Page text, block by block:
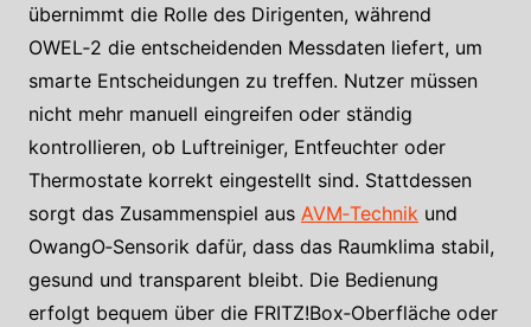
übernimmt die Rolle des Dirigenten, während
OWEL‑2 die entscheidenden Messdaten liefert, um
smarte Entscheidungen zu treffen. Nutzer müssen
nicht mehr manuell eingreifen oder ständig
kontrollieren, ob Luftreiniger, Entfeuchter oder
Thermostate korrekt eingestellt sind. Stattdessen
sorgt das Zusammenspiel aus AVM‑Technikund
OwangO‑Sensorik dafür, dass das Raumklima stabil,
gesund und transparent bleibt. Die Bedienung
erfolgt bequem über die FRITZ!Box‑Oberfläche oder